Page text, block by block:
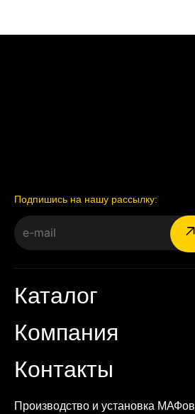
Подпишись на нашу рассылку:
Производство и установка МАФов
Каталог
Компания
Контакты